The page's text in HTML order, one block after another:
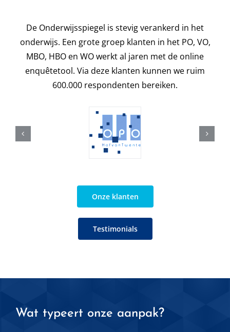
De Onderwijsspiegel is stevig verankerd in het
onderwijs. Een grote groep klanten in het PO, VO,
MBO, HBO en WO werkt al jaren met de online
enquêtetool. Via deze klanten kunnen we ruim
600.000 respondenten bereiken.
Wat typeert onze aanpak?